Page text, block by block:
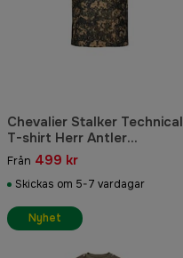
Chevalier Stalker Technical
T-shirt Herr Antler
Camouflage
Från 499 kr
Skickas om 5-7 vardagar
Nyhet